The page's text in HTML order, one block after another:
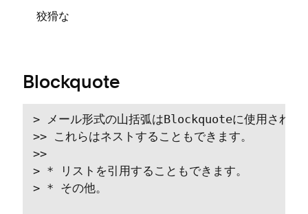
狡猾な
Blockquote
> メ⁠ール形式の山括弧はBlockquoteに使用されま
>> これらはネストすることもできます⁠。
>>
> * リストを引用することもできます⁠。
> * その他⁠。